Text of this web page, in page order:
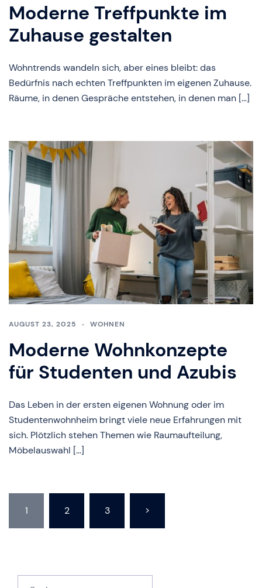
Moderne Treffpunkte im
Zuhause gestalten
Wohntrends wandeln sich, aber eines bleibt: das
Bedürfnis nach echten Treffpunkten im eigenen Zuhause.
Räume, in denen Gespräche entstehen, in denen man […]
AUGUST 23, 2025 WOHNEN
Moderne Wohnkonzepte
für Studenten und Azubis
Das Leben in der ersten eigenen Wohnung oder im
Studentenwohnheim bringt viele neue Erfahrungen mit
sich. Plötzlich stehen Themen wie Raumaufteilung,
Möbelauswahl […]
der
Beiträge
1 2 3 >